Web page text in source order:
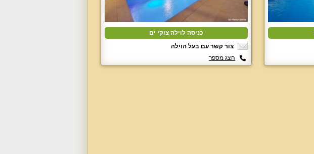
כניסה לוילה צוקי ים
צור קשר עם בעל הוילה
הצג מספר